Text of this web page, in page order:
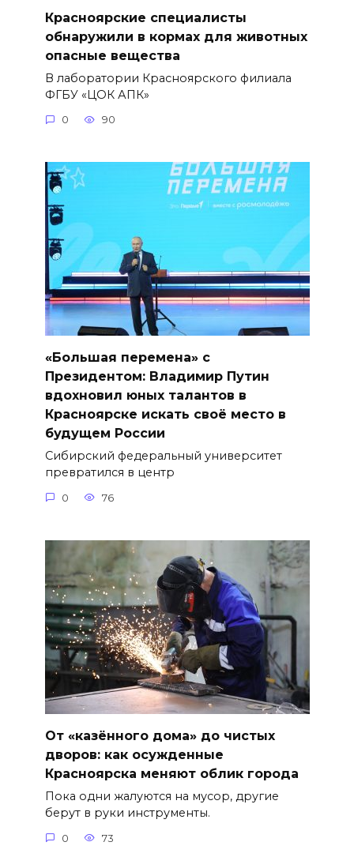
Красноярские специалисты
обнаружили в кормах для животных
опасные вещества
В лаборатории Красноярского филиала
ФГБУ «ЦОК АПК»
0 90
«Большая перемена» с
Президентом: Владимир Путин
вдохновил юных талантов в
Красноярске искать своё место в
будущем России
Сибирский федеральный университет
превратился в центр
0 76
От «казённого дома» до чистых
дворов: как осужденные
Красноярска меняют облик города
Пока одни жалуются на мусор, другие
берут в руки инструменты.
0 73